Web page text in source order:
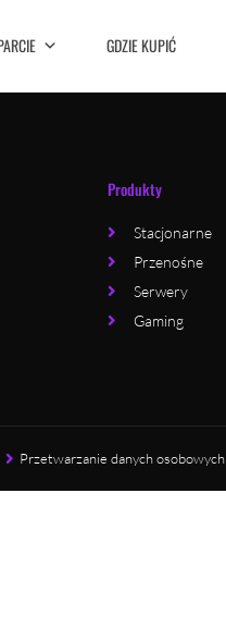
GDZIE KUPIĆ
Produkty
Stacjonarne
Przenośne
Serwery
Gaming
Przetwarzanie danych osobowych